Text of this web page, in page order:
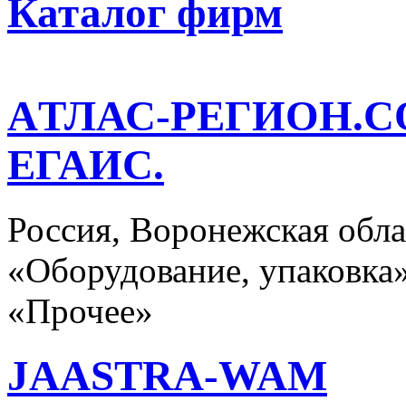
Каталог фирм
AТЛАС-
ЕГАИС.
Россия, Воронежская
«Оборудование,
«Прочее»
JAASTRA-WAM